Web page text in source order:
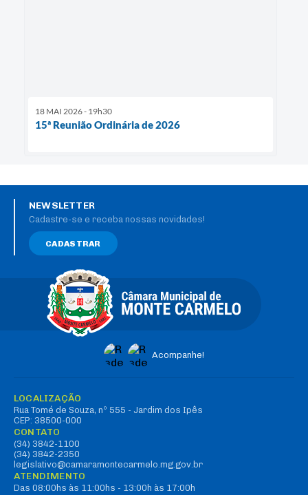
18 MAI 2026 - 19h30
15ª Reunião Ordinária de 2026
Acompanhe!
NEWSLETTER
Cadastre-se e receba nossas novidades!
CADASTRAR
LOCALIZAÇÃO
Rua Tomé de Souza, nº 555 - Jardim dos Ipês
CEP: 38500-000
CONTATO
(34) 3842-1100
(34) 3842-2350
legislativo@camaramontecarmelo.mg.gov.br
ATENDIMENTO
Das 08:00hs às 11:00hs - 13:00h às 17:00h